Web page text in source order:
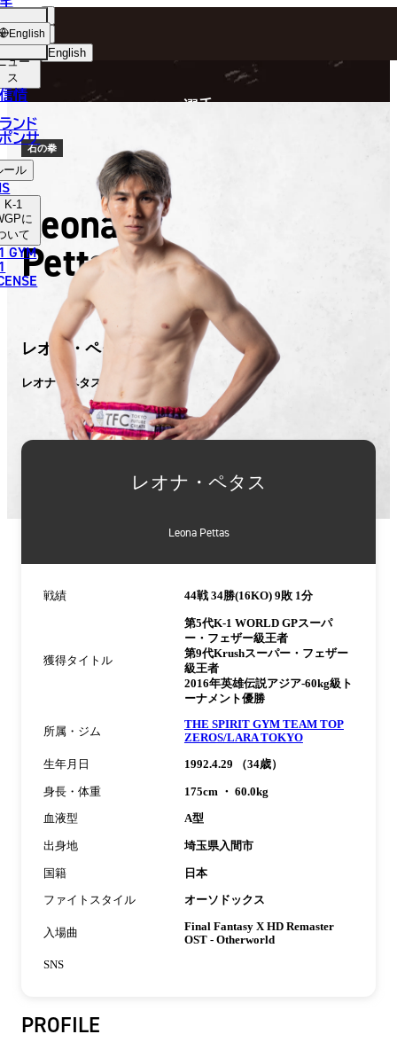
English
中文（简体）
中文（繁體）
ไทย
ョッ
プ
ュー
ス
情
ンド
ンサ
ール
K-1
に
いて
GYM
English
選手
石の拳
Leona
Pettas
レオナ・ペタス
レオナ・ペタス
レオナ・ペタス
Leona Pettas
戦績 44戦 34勝(16KO) 9敗 1分
獲得タイトル
第5代K-1 WORLD GPスーパ
ー・フェザー級王者
第9代Krushスーパー・フェザー
級王者
2016年英雄伝説アジア-60kg級ト
ーナメント優勝
所属・ジム
THE SPIRIT GYM TEAM TOP
ZEROS/LARA TOKYO
生年月日 1992.4.29 （34歳）
身長・体重 175cm ・ 60.0kg
血液型 A型
出身地 埼玉県入間市
国籍 日本
ファイトスタイル オーソドックス
入場曲
Final Fantasy X HD Remaster
OST - Otherworld
SNS
PROFILE